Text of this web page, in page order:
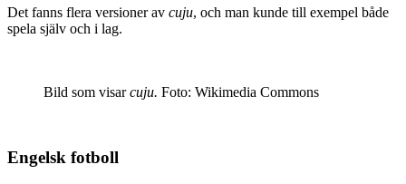
Det fanns flera versioner av cuju, och man kunde till exempel både
spela själv och i lag.
Bild som visarcuju. Foto: Wikimedia Commons
Engelsk fotboll